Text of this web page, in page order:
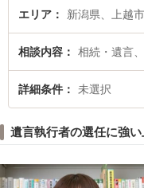
で土日や夜間に発生した遺言
士に相談予約したい』などで
エリア 新潟県、上越市
相談内容 相続・遺言
詳細条件 未選択
遺言執行者の選任に強